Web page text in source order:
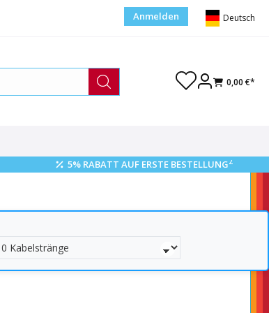
Anmelden Deutsch
0,00 €*
5% RABATT AUF ERSTE BESTELLUNG2